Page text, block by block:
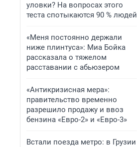
уловки? На вопросах этого
теста спотыкаются 90 % людей
«Меня постоянно держали
ниже плинтуса»: Миа Бойка
рассказала о тяжелом
расставании с абьюзером
«Антикризисная мера»:
правительство временно
разрешило продажу и ввоз
бензина «Евро-2» и «Евро-3»
Встали поезда метро: в Грузии